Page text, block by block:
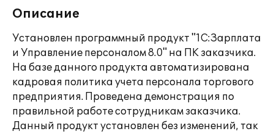
Описание
Установлен программный продукт "1С:Зарплата
и Управление персоналом 8.0" на ПК заказчика.
На базе данного продукта автоматизирована
кадровая политика учета персонала торгового
предприятия. Проведена демонстрация по
правильной работе сотрудникам заказчика.
Данный продукт установлен без изменений, так